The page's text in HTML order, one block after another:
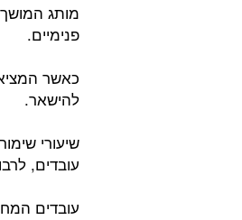
מותג המושך
פנימיים.
כאשר
להישאר.
שיעורי
עובדים,
עובדים